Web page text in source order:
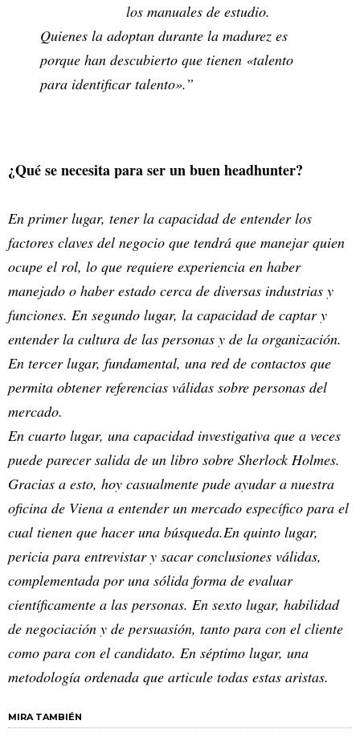
los manuales de estudio.
Quienes la adoptan durante la madurez es
porque han descubierto que tienen «talento
para identificar talento».”
¿Qué se necesita para ser un buen headhunter?
En primer lugar, tener la capacidad de entender los
factores claves del negocio que tendrá que manejar quien
ocupe el rol, lo que requiere experiencia en haber
manejado o haber estado cerca de diversas industrias y
funciones. En segundo lugar, la capacidad de captar y
entender la cultura de las personas y de la organización.
En tercer lugar, fundamental, una red de contactos que
permita obtener referencias válidas sobre personas del
mercado.
En cuarto lugar, una capacidad investigativa que a veces
puede parecer salida de un libro sobre Sherlock Holmes.
Gracias a esto, hoy casualmente pude ayudar a nuestra
oficina de Viena a entender un mercado específico para el
cual tienen que hacer una búsqueda.En quinto lugar,
pericia para entrevistar y sacar conclusiones válidas,
complementada por una sólida forma de evaluar
científicamente a las personas. En sexto lugar, habilidad
de negociación y de persuasión, tanto para con el cliente
como para con el candidato. En séptimo lugar, una
metodología ordenada que articule todas estas aristas.
MIRA TAMBIÉN